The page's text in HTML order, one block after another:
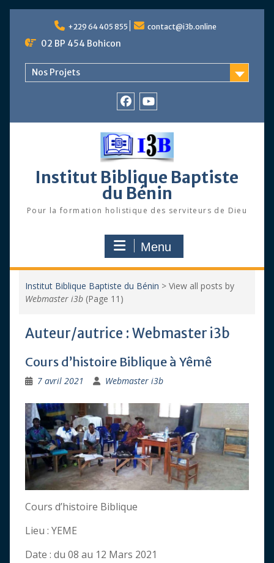
content
+229 64 405 855 contact@i3b.online
02 BP 454 Bohicon
Nos Projets
Youtube
Institut Biblique Baptiste
du Bénin
Pour la formation holistique des serviteurs de Dieu
Menu
Institut Biblique Baptiste du Bénin > View all posts by
Webmaster i3b(Page 11)
Auteur/autrice : Webmaster i3b
Cours d’histoire Biblique à Yêmê
7 avril 2021 Webmaster i3b
Cours d’histoire Biblique
Lieu : YEME
Date : du 08 au 12 Mars 2021